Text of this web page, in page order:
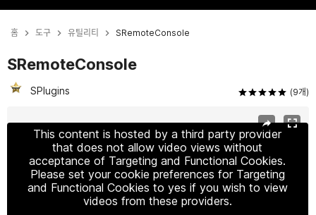
홈 도구 유틸리티 SRemoteConsole
SRemoteConsole
SPlugins (9개)
This content is hosted by a third party provider
that does not allow video views without
acceptance of Targeting and Functional Cookies.
Please set your cookie preferences for Targeting
and Functional Cookies to yes if you wish to view
videos from these providers.